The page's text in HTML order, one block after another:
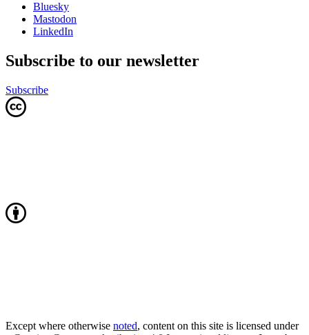
Bluesky
Mastodon
LinkedIn
Subscribe to our newsletter
Subscribe
Except where otherwise noted, content on this site is licensed under